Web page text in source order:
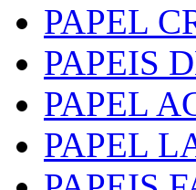
PAPEL
PAPEIS
PAPEL
PAPEL